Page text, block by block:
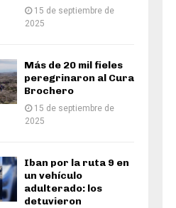
15 de septiembre de
2025
Más de 20 mil fieles
peregrinaron al Cura
Brochero
15 de septiembre de
2025
Iban por la ruta 9 en
un vehículo
adulterado: los
detuvieron